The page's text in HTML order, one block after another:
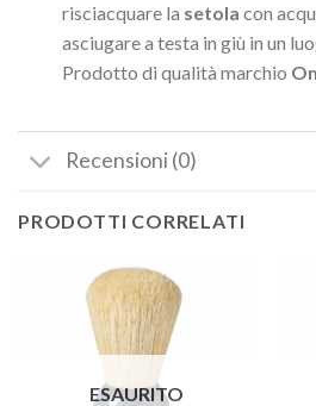
risciacquare la setola con
asciugare a testa in giù in un
Prodotto di qualità marchio
Recensioni (0)
PRODOTTI CORRELATI
ESAURITO